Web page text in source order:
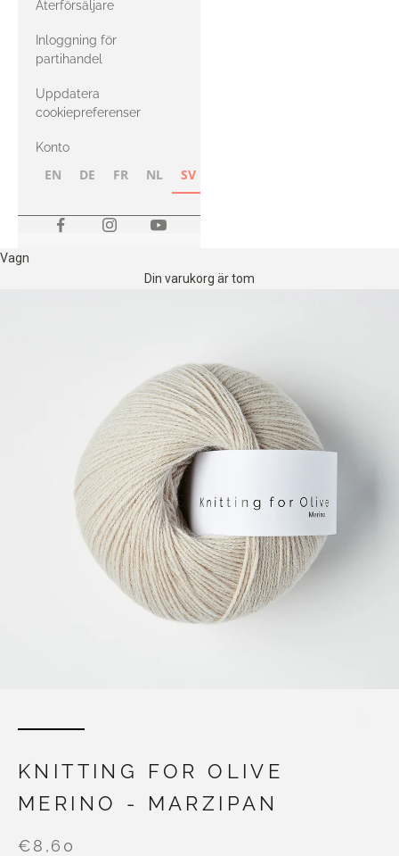
med Heavy
Merino
Återförsäljare
Inloggning för
partihandel
Uppdatera
cookiepreferenser
Konto
EN DE FR NL SV
Vagn
Din varukorg är tom
KNITTING FOR OLIVE
MERINO - MARZIPAN
€8,60